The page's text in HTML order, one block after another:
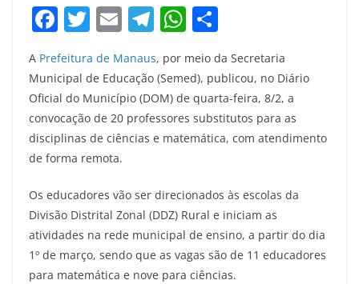
F
a
c
e
b
o
o
k
T
w
itt
er
E
ai
l
T
e
gr
a
m
W
at
s
A
p
h
ar
e
A Prefeitura de Manaus, por meio da Secretaria
Municipal de Educação (Semed), publicou, no Diário
Oficial do Município (DOM) de quarta-feira, 8/2, a
convocação de 20 professores substitutos para as
disciplinas de ciências e matemática, com atendimento
de forma remota.
Os educadores vão ser direcionados às escolas da
Divisão Distrital Zonal (DDZ) Rural e iniciam as
atividades na rede municipal de ensino, a partir do dia
1º de março, sendo que as vagas são de 11 educadores
para matemática e nove para ciências.